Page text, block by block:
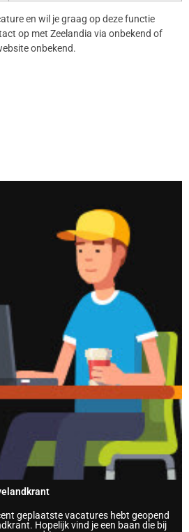
en wil je graag op deze functie
op met Zeelandia via onbekend of
onbekend.
geplaatste vacatures hebt geopend
Hopelijk vind je een baan die bij